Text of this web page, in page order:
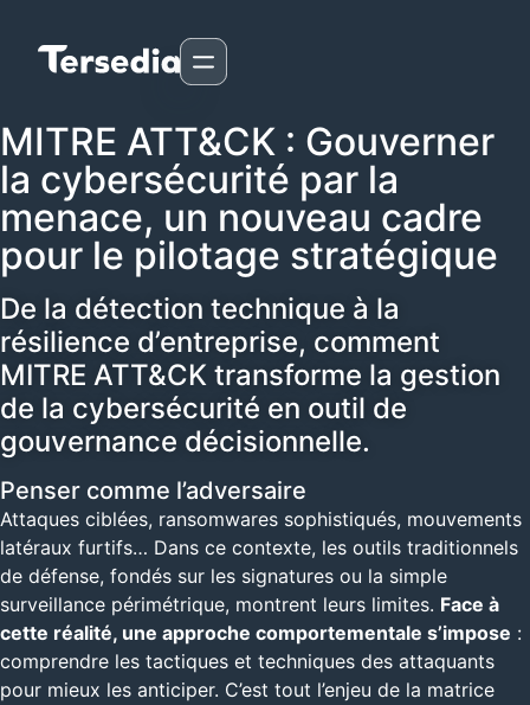
MITRE ATT&CK : Gouverner
la cybersécurité par la
menace, un nouveau cadre
pour le pilotage stratégique
De la détection technique à la
résilience d’entreprise, comment
MITRE ATT&CK transforme la gestion
de la cybersécurité en outil de
gouvernance décisionnelle.
Penser comme l’adversaire
Attaques ciblées, ransomwares sophistiqués, mouvements
latéraux furtifs… Dans ce contexte, les outils traditionnels
de défense, fondés sur les signatures ou la simple
surveillance périmétrique, montrent leurs limites. Face à
cette réalité, une approche comportementale s’impose :
comprendre les tactiques et techniques des attaquants
pour mieux les anticiper. C’est tout l’enjeu de la matrice